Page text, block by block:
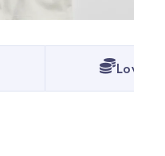
Lowest